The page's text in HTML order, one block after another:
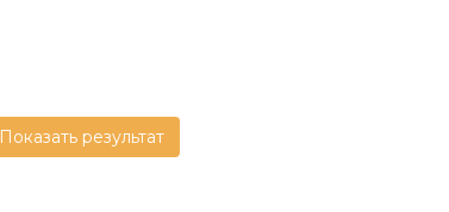
Показать результат